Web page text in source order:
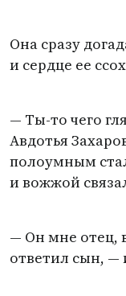
Она сразу
и сердце ее
— Ты-то чего
Авдотья
полоумным
и вожжой
— Он мне отец,
ответил сын, —